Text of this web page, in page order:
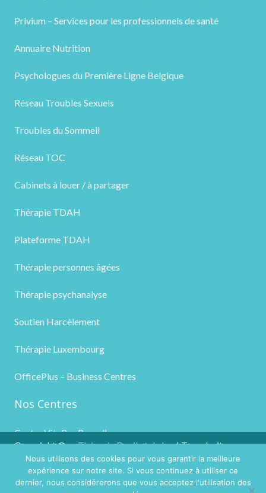
Privium – Services pour les professionnels de santé
Annuaire Nutrition
Psychologues du Première Ligne Belgique
Réseau Troubles Sexuels
Troubles du Sommeil
Réseau TOC
Cabinets à louer / à partager
Thérapie TDAH
Plateforme TDAH
Thérapie personnes âgées
Thérapie psychanalyse
Soutien Harcèlement
Thérapie Luxembourg
OfficePlus – Business Centres
Nos Centres
Centre VitaPsy Bruxelles
Copyright ©
2026
Thérapie Deuil et de la
Perte
| Tous droits
réservés.
Powered byPrivium – Des services qui soutiennent vos
Nous utilisons des cookies pour vous garantir la meilleure
expérience sur notre site. Si vous continuez à utiliser ce
dernier, nous considérerons que vous acceptez l'utilisation des